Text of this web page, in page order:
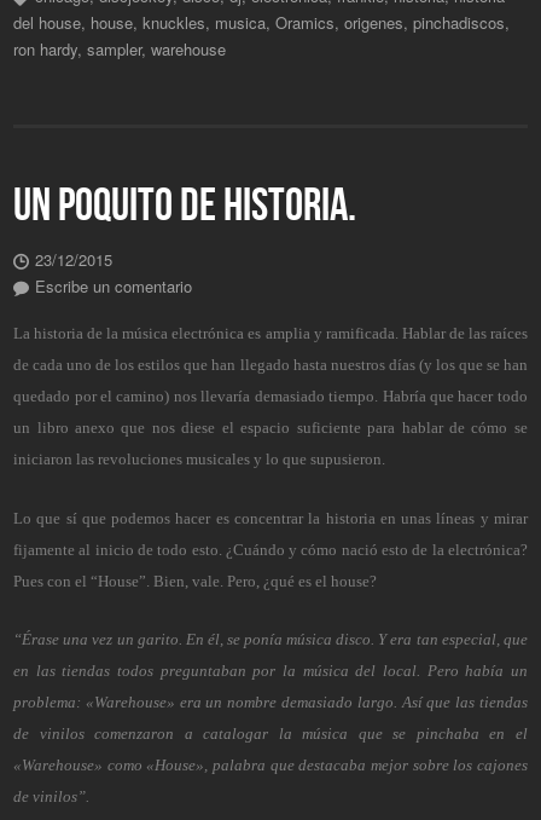
del house, house,knuckles, musica,Oramics,origenes,pinchadiscos,
ron hardy,sampler,warehouse
UN POQUITO DE HISTORIA.
23/12/2015
Escribe un comentario
La historia de la música electrónica es amplia y ramificada. Hablar de las raíces
de cada uno de los estilos que han llegado hasta nuestros días (y los que se han
quedado por el camino) nos llevaría demasiado tiempo. Habría que hacer todo
un libro anexo que nos diese el espacio suficiente para hablar de cómo se
iniciaron las revoluciones musicales y lo que supusieron.
Lo que sí que podemos hacer es concentrar la historia en unas líneas y mirar
fijamente al inicio de todo esto. ¿Cuándo y cómo nació esto de la electrónica?
Pues con el “House”. Bien, vale. Pero, ¿qué es el house?
“Érase una vez un garito. En él, se ponía música disco. Y era tan especial, que
en las tiendas todos preguntaban por la música del local. Pero había un
problema: «Warehouse» era un nombre demasiado largo. Así que las tiendas
de vinilos comenzaron a catalogar la música que se pinchaba en el
«Warehouse» como «House», palabra que destacaba mejor sobre los cajones
de vinilos”.